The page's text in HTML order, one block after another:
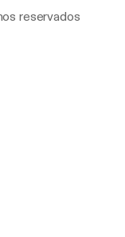
reservados